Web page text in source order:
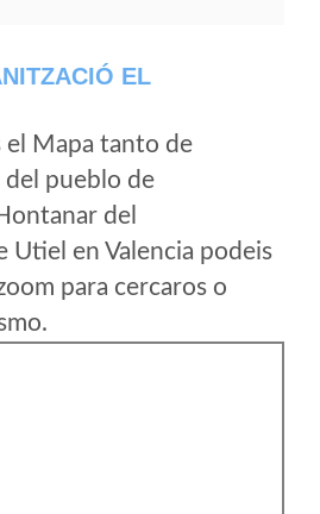
EL
el Mapa tanto de
del pueblo de
del
Utiel en Valencia podeis
para cercaros o